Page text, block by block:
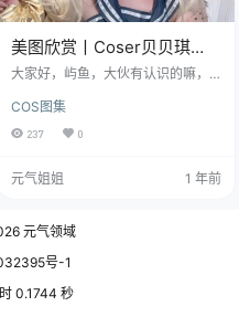
美图欣赏丨Coser贝贝琪
Becky-贝奇[45P-289MB]
大家好，屿鱼，大伙有认识的嘛，
里的一股清流，不仅角色扮演功力
在线，还特别会用镜头讲故事，这
个小姐姐活力满满，笑容能把人融
的小美好全都框进她的作品里。 免
思的摄影系列《贝奇》，45张照
起开眼界了吗？ 屿鱼这人吧，感觉
就像你身边那种永远元…
COS图集
237 0
元气姐姐 1 年前
元气领域
号-1
0.1744 秒